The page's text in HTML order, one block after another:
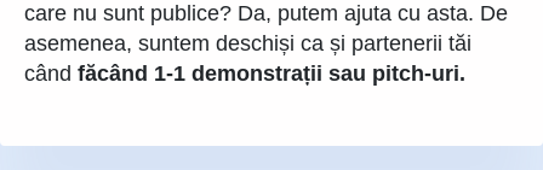
care nu sunt publice? Da, putem ajuta cu asta. De
asemenea, suntem deschiși ca și partenerii tăi
când făcând 1-1 demonstrații sau pitch-uri.